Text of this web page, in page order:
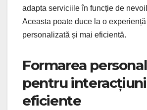
adapta serviciile în funcție de
Aceasta poate duce la o
personalizată și mai eficientă.
Formarea
pentru interacțiuni
eficiente